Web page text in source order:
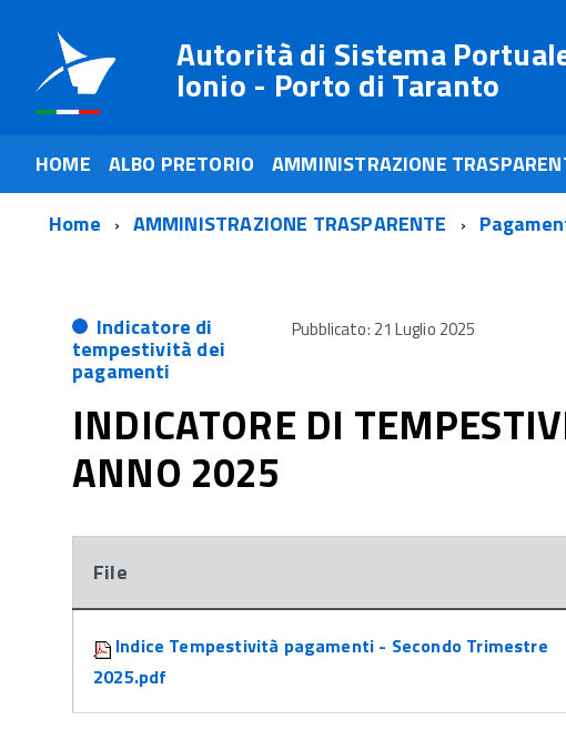
Autorità di Sistema
Ionio - Porto di Taranto
HOME ALBO PRETORIO AMMINISTRAZIONE
Home
AMMINISTRAZIONE TRASPARENTE
Indicatore di
tempestività dei
pagamenti
Pubblicato: 21 Luglio 2025
INDICATORE DI
ANNO 2025
File
Indice Tempestività pagamenti - Secondo Trimestre
2025.pdf